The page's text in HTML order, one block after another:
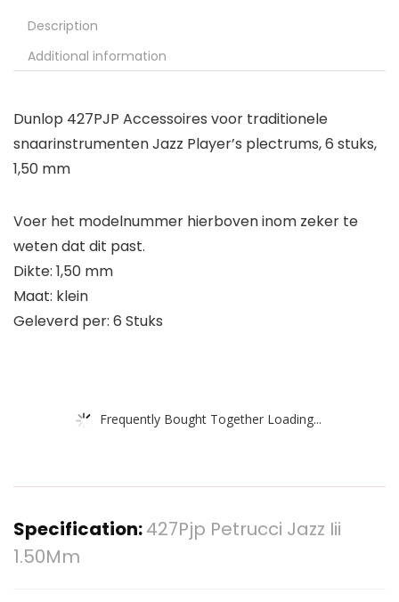
Description
Additional information
Dunlop 427PJP Accessoires voor traditionele
snaarinstrumenten Jazz Player’s plectrums, 6 stuks,
1,50 mm
Voer het modelnummer hierboven inom zeker te
weten dat dit past.
Dikte: 1,50 mm
Maat: klein
Geleverd per: 6 Stuks
Frequently Bought Together Loading...
Specification:427Pjp Petrucci Jazz Iii
1.50Mm